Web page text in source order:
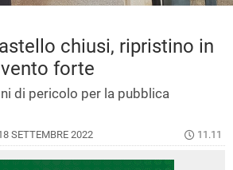
chiusi, ripristino in
forte
di pericolo per la pubblica
SETTEMBRE 2022 11.11